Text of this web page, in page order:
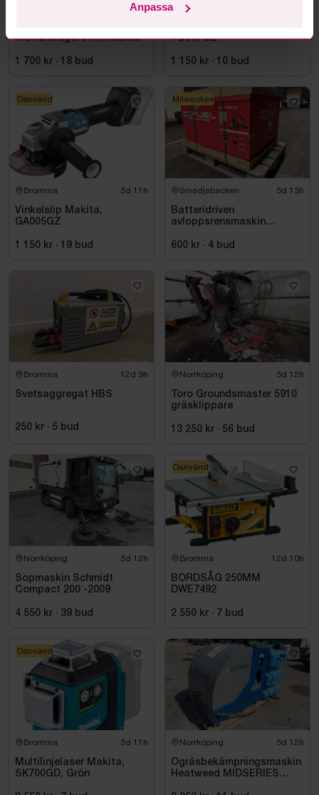
Anpassa
12d 10h
Mutterdragare Milwaukee
1 700 kr · 18 bud
Bromma
TD001GZ
1 150 kr · 10 bud
Bromma 5d 11h
Vinkelslip Makita,
GA005GZ
1 150 kr · 19 bud
Oanvänd
Smedjebacken 5d 13h
Batteridriven
avloppsrensmaskin
FSSM-121 | Oanvänd
600 kr · 4 bud
Milwaukee
Bromma 12d 9h
Svetsaggregat HBS
250 kr · 5 bud
Norrköping 5d 12h
Toro Groundsmaster 5910
gräsklippare
13 250 kr · 56 bud
Norrköping 5d 12h
Sopmaskin Schmidt
Compact 200 -2009
4 550 kr · 39 bud
Bromma 12d 10h
BORDSÅG 250MM
DWE7492
2 550 kr · 7 bud
Oanvänd
Bromma 5d 11h
Multilinjelaser Makita,
SK700GD, Grön
Oanvänd
Norrköping 5d 12h
Ogräsbekämpningsmaskin
Heatweed MIDSERIES